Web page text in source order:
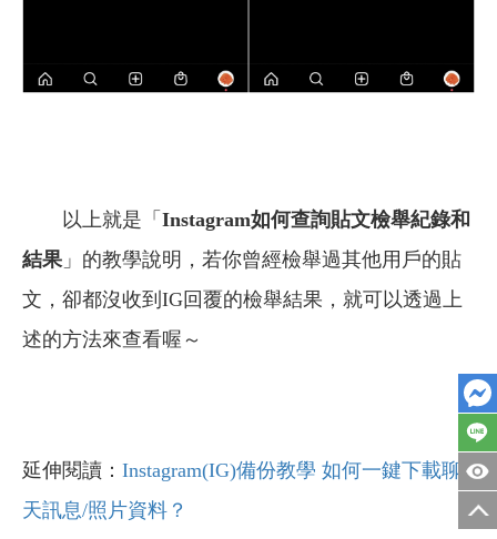
以上就是「 Instagram如何查詢貼文檢舉紀錄和
結果」的教學說明，若你曾經檢舉過其他用戶的貼
文，卻都沒收到IG回覆的檢舉結果，就可以透過上
述的方法來查看喔～
延伸閱讀： Instagram(IG)備份教學 如何一鍵下載聊
天訊息/照片資料？